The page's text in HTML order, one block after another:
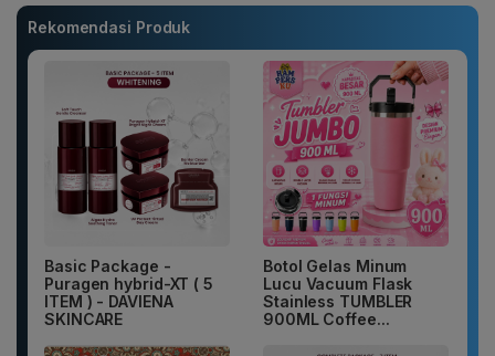
Rekomendasi Produk
Basic Package -
Puragen hybrid-XT ( 5
ITEM ) - DAVIENA
SKINCARE
Botol Gelas Minum
Lucu Vacuum Flask
Stainless TUMBLER
900ML Coffee...